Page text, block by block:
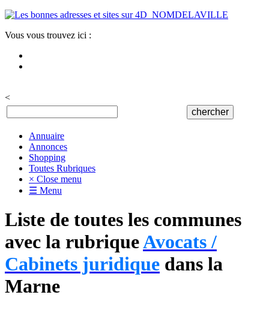
Vous vous trouvez ici :
<
Annuaire
Annonces
Shopping
Toutes Rubriques
× Close menu
☰ Menu
Liste de toutes les communes
avec la rubriqueAvocats /
Cabinets juridique dans la
Marne